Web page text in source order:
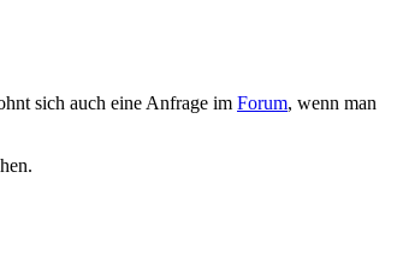
sich auch eine Anfrage im Forum, wenn man